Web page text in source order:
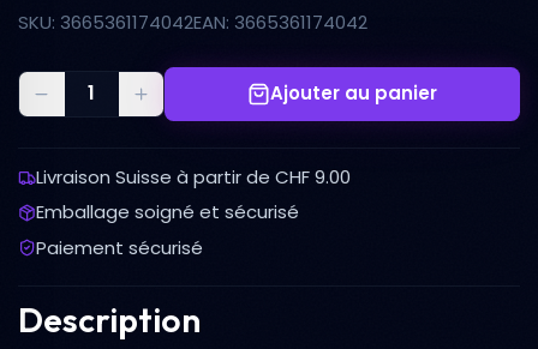
SKU: 3665361174042EAN: 3665361174042
Ajouter au panier
Livraison Suisse à partir de CHF 9.00
Emballage soigné et sécurisé
Paiement sécurisé
Description